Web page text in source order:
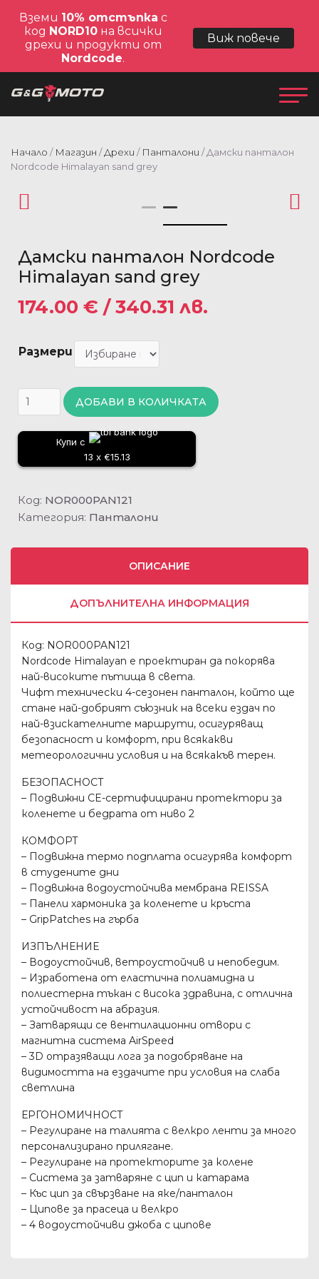
Начало / Магазин /Дрехи / Панталони / Дамски панталон
Nordcode Himalayan sand grey
Дамски панталон Nordcode
Himalayan sand grey
174.00 € / 340.31 лв.
Размери
ДОБАВИ В КОЛИЧКАТА
Купи с
13 x €15.13
Код: NOR000PAN121
Категория: Панталони
ОПИСАНИЕ
ДОПЪЛНИТЕЛНА ИНФОРМАЦИЯ
Код: NOR000PAN121
Nordcode Himalayan е проектиран да покорява
най-високите пътища в света.
Чифт технически 4-сезонен панталон, който ще
стане най-добрият съюзник на всеки ездач по
най-взискателните маршрути, осигуряващ
безопасност и комфорт, при всякакви
метеорологични условия и на всякакъв терен.
БЕЗОПАСНОСТ
– Подвижни CE-сертифицирани протектори за
коленете и бедрата от ниво 2
КОМФОРТ
– Подвижна термо подплата осигурява комфорт
в студените дни
– Подвижна водоустойчива мембрана REISSA
– Панели хармоника за коленете и кръста
– GripPatches на гърба
ИЗПЪЛНЕНИЕ
– Водоустойчив, ветроустойчив и непобедим.
– Изработена от еластична полиамидна и
полиестерна тъкан с висока здравина, с отлична
устойчивост на абразия.
– Затварящи се вентилационни отвори с
магнитна система AirSpeed
– 3D отразяващи лога за подобряване на
видимостта на ездачите при условия на слаба
светлина
ЕРГОНОМИЧНОСТ
– Регулиране на талията с велкро ленти за много
персонализирано прилягане.
– Регулиране на протекторите за колене
– Система за затваряне с цип и катарама
– Къс цип за свързване на яке/панталон
– Ципове за прасеца и велкро
– 4 водоустойчиви джоба с ципове
Вземи 10% отстъпка с
код NORD10на всички
дрехи и продукти от
Nordcode.
Виж повече